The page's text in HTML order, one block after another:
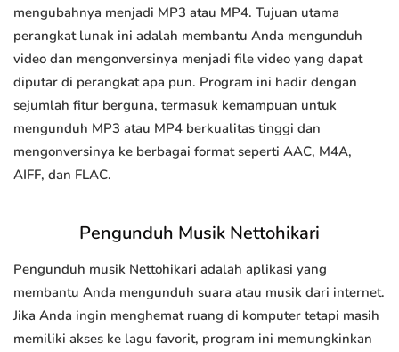
mengubahnya menjadi MP3 atau MP4. Tujuan utama
perangkat lunak ini adalah membantu Anda mengunduh
video dan mengonversinya menjadi file video yang dapat
diputar di perangkat apa pun. Program ini hadir dengan
sejumlah fitur berguna, termasuk kemampuan untuk
mengunduh MP3 atau MP4 berkualitas tinggi dan
mengonversinya ke berbagai format seperti AAC, M4A,
AIFF, dan FLAC.
Pengunduh Musik Nettohikari
Pengunduh musik Nettohikari adalah aplikasi yang
membantu Anda mengunduh suara atau musik dari internet.
Jika Anda ingin menghemat ruang di komputer tetapi masih
memiliki akses ke lagu favorit, program ini memungkinkan